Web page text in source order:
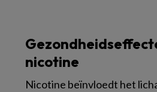
nicotine
Nicotine beïnvloedt het